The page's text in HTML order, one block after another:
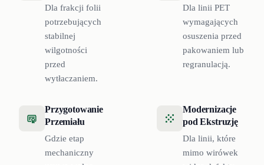
Dla frakcji folii
potrzebujących
stabilnej
wilgotności
przed
wytłaczaniem.
Dla linii PET
wymagających
osuszenia przed
pakowaniem lub
regranulacją.
Przygotowanie
Przemiału
Gdzie etap
mechaniczny
Modernizacje
pod Ekstruzję
Dla linii, które
mimo wirówek